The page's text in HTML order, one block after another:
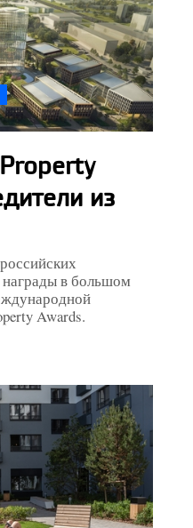
из
в большом
Awards.